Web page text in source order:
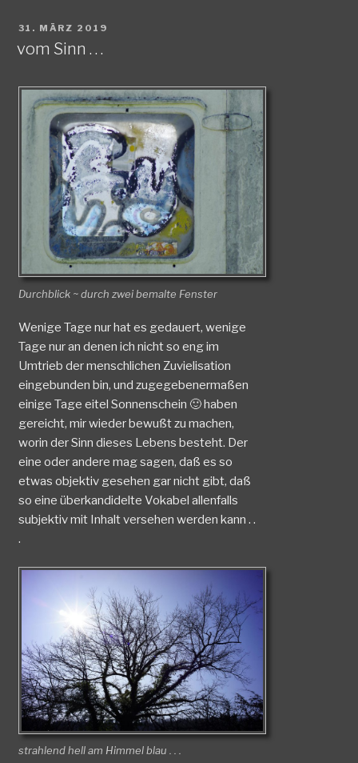
VERÖFFENTLICHT
31. MÄRZ 2019
vom Sinn . . .
Durchblick ~ durch zwei bemalte Fenster
Wenige Tage nur hat es gedauert, wenige
Tage nur an denen ich nicht so eng im
Umtrieb der menschlichen Zuvielisation
eingebunden bin, und zugegebenermaßen
einige Tage eitel Sonnenschein 🙂 haben
gereicht, mir wieder bewußt zu machen,
worin der Sinn dieses Lebens besteht. Der
eine oder andere mag sagen, daß es so
etwas objektiv gesehen gar nicht gibt, daß
so eine überkandidelte Vokabel allenfalls
subjektiv mit Inhalt versehen werden kann . .
.
strahlend hell am Himmel blau . . .